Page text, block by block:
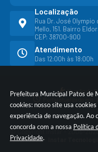
Prefeitura Municipal Patos de
cookies: nosso site usa
experiência de navegação. Ao
concorda com a nossa Política
Privacidade.
Localização
Rua Dr. José Olympio
Mello, 151. Bairro
CEP: 38700-900
Atendimento
Das 12:00h às 18:00h
Versão do
Portal atualizado em:
© Copyright Instar - 2006-
reservados -